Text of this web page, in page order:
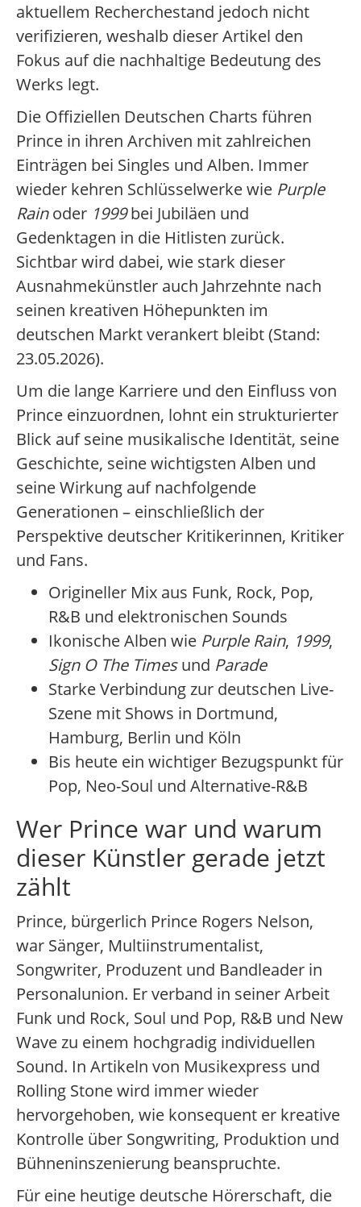
aktuellem Recherchestand jedoch nicht
verifizieren, weshalb dieser Artikel den
Fokus auf die nachhaltige Bedeutung des
Werks legt.
Die Offiziellen Deutschen Charts führen
Prince in ihren Archiven mit zahlreichen
Einträgen bei Singles und Alben. Immer
wieder kehren Schlüsselwerke wie Purple
Rainoder 1999bei Jubiläen und
Gedenktagen in die Hitlisten zurück.
Sichtbar wird dabei, wie stark dieser
Ausnahmekünstler auch Jahrzehnte nach
seinen kreativen Höhepunkten im
deutschen Markt verankert bleibt (Stand:
23.05.2026).
Um die lange Karriere und den Einfluss von
Prince einzuordnen, lohnt ein strukturierter
Blick auf seine musikalische Identität, seine
Geschichte, seine wichtigsten Alben und
seine Wirkung auf nachfolgende
Generationen – einschließlich der
Perspektive deutscher Kritikerinnen, Kritiker
und Fans.
Origineller Mix aus Funk, Rock, Pop,
R&B und elektronischen Sounds
Ikonische Alben wie Purple Rain, 1999,
Sign O The Timesund Parade
Starke Verbindung zur deutschen Live-
Szene mit Shows in Dortmund,
Hamburg, Berlin und Köln
Bis heute ein wichtiger Bezugspunkt für
Pop, Neo-Soul und Alternative-R&B
Wer Prince war und warum
dieser Künstler gerade jetzt
zählt
Prince, bürgerlich Prince Rogers Nelson,
war Sänger, Multiinstrumentalist,
Songwriter, Produzent und Bandleader in
Personalunion. Er verband in seiner Arbeit
Funk und Rock, Soul und Pop, R&B und New
Wave zu einem hochgradig individuellen
Sound. In Artikeln von Musikexpress und
Rolling Stone wird immer wieder
hervorgehoben, wie konsequent er kreative
Kontrolle über Songwriting, Produktion und
Bühneninszenierung beanspruchte.
Für eine heutige deutsche Hörerschaft, die